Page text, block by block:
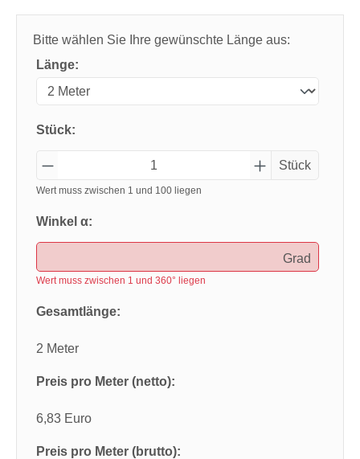
Bitte wählen Sie Ihre gewünschte Länge aus:
Länge:
Stück:
Stück
Wert muss zwischen 1 und 100 liegen
Winkel α:
Grad
Wert muss zwischen 1 und 360° liegen
Gesamtlänge:
2 Meter
Preis pro Meter (netto):
6,83 Euro
Preis pro Meter (brutto):